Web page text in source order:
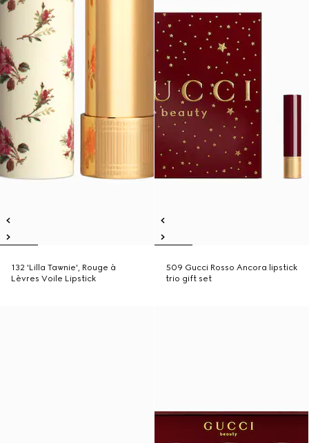
132 'Lilla Tawnie', Rouge à
Lèvres Voile Lipstick
509 Gucci Rosso Ancora lipstick
trio gift set